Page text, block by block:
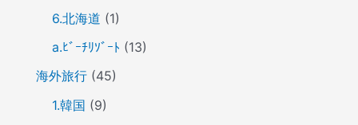
6.北海道 (1)
a.ﾋﾞｰﾁﾘｿﾞｰﾄ (13)
海外旅行(45)
1.韓国 (9)